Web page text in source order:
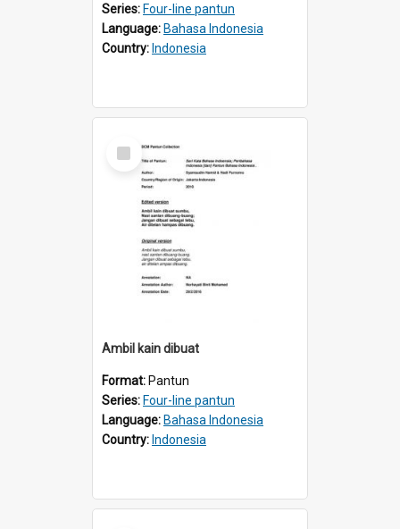
Series: Four-line pantun
Language: Bahasa Indonesia
Country: Indonesia
Select
Item
Ambil kain dibuat
Format: Pantun
Series: Four-line pantun
Language: Bahasa Indonesia
Country: Indonesia